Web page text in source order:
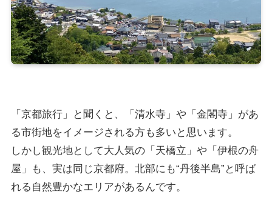
「京都旅行」と聞くと、「清水寺」や「金閣寺」があ
る市街地をイメージされる方も多いと思います。
しかし観光地として大人気の「天橋立」や「伊根の舟
屋」も、実は同じ京都府。北部にも“丹後半島”と呼ば
れる自然豊かなエリアがあるんです。